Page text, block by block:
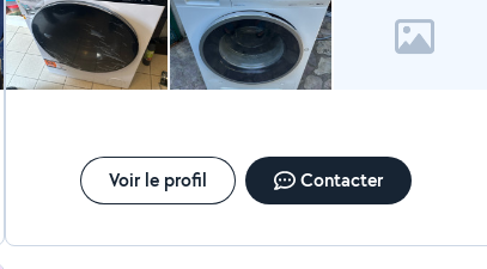
Voir le profil Contacter